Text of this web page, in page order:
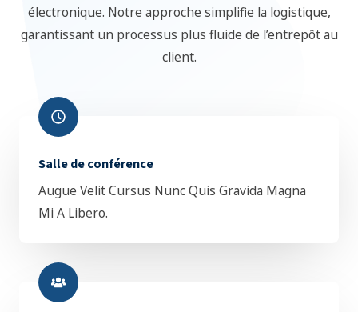
électronique. Notre approche simplifie la logistique,
garantissant un processus plus fluide de l’entrepôt au
client.
Salle de conférence
Augue Velit Cursus Nunc Quis Gravida Magna
Mi A Libero.